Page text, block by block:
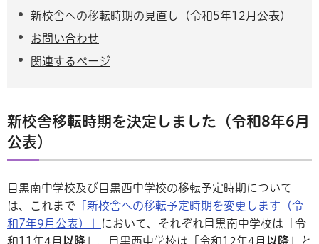
新校舎への移転時期の見直し（令和5年12月公表）
お問い合わせ
関連するページ
新校舎移転時期を決定しました（令和8年6月
公表）
目黒南中学校及び目黒西中学校の移転予定時期について
は、これまで 「新校舎への移転予定時期を変更します（令
和7年9月公表）」
において、それぞれ目黒南中学校は「令
和11年4月 以降 」、目黒西中学校は「令和12年4月 以降 」と